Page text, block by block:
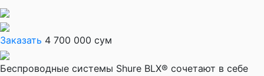
Заказать 4 700 000 сум
Беспроводные системы Shure BLX® сочетают в себе